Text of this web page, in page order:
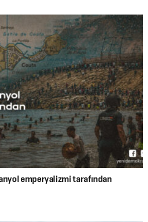
emperyalizmi tarafından